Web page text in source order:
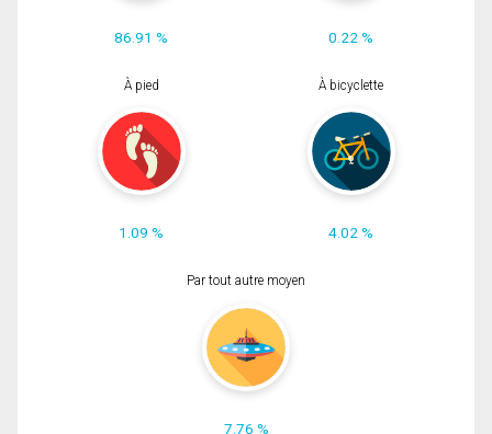
86.91 % 0.22 %
À pied
1.09 %
À bicyclette
4.02 %
Par tout autre moyen
7.76 %